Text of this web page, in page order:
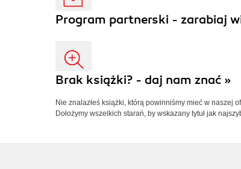
Program partnerski - zarabiaj
Brak książki? - daj nam znać »
Nie znalazłeś książki, którą powinniśmy mieć w naszej
Dołożymy wszelkich starań, by wskazany tytuł jak